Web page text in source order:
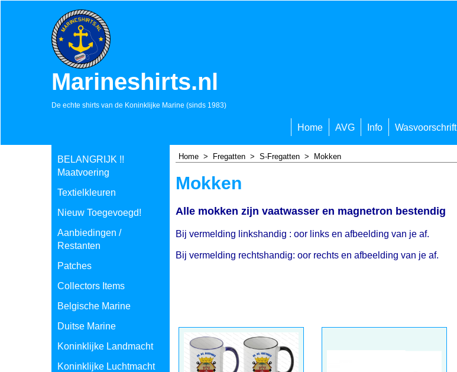
Marineshirts.nl
De echte shirts van de Koninklijke Marine (sinds 1983)
Home AVG Info Wasvoorschrift
BELANGRIJK !!
Maatvoering
Textielkleuren
Nieuw Toegevoegd!
Aanbiedingen /
Restanten
Patches
Collectors Items
Belgische Marine
Duitse Marine
Koninklijke Landmacht
Koninklijke Luchtmacht
Home > Fregatten > S-Fregatten > Mokken
Mokken
Alle mokken zijn vaatwasser en magnetron bestendig
Bij vermelding linkshandig : oor links en afbeelding van je af.
Bij vermelding rechtshandig: oor rechts en afbeelding van je af.